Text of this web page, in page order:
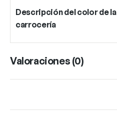
Descripción del color de la
carrocería
Valoraciones (0)